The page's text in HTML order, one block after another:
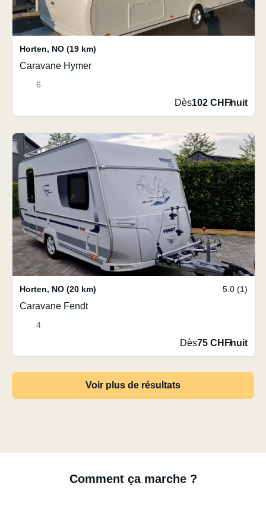
Horten, NO (19 km)
Caravane Hymer
6
Dès102 CHF/nuit
Horten, NO (20 km) 5.0 (1)
Caravane Fendt
4
Dès75 CHF/nuit
Voir plus de résultats
Comment ça marche ?